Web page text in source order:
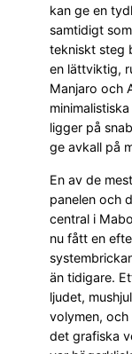
kan ge en
samtidigt
tekniskt steg
en lättviktig,
Manjaro och
ligger på
ge avkall på
En av de
panelen och
central i
nu fått en
än tidigare.
ljudet,
volymen,
det grafiska